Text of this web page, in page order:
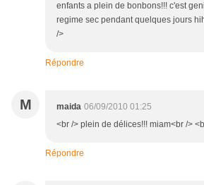
enfants a plein de bonbons!!! c'est
regime sec pendant quelques jours
/>
Répondre
M maida 06/09/2010 01:25
<br /> plein de délices!!! miam<br />
Répondre